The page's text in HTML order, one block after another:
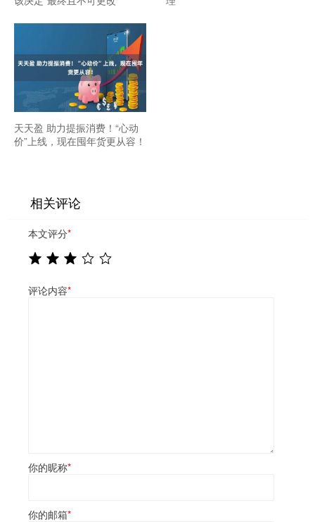
天天盈 助力提振消费！“心动
价”上线，现在囤年货更从容！
相关评论
本文评分*
评论内容*
你的昵称*
你的邮箱*